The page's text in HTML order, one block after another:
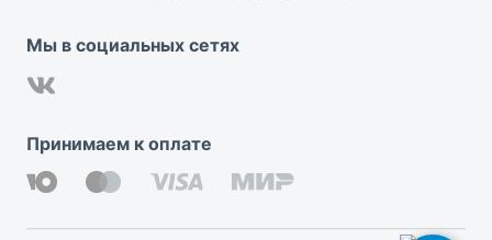
Мы в социальных сетях
Принимаем к оплате